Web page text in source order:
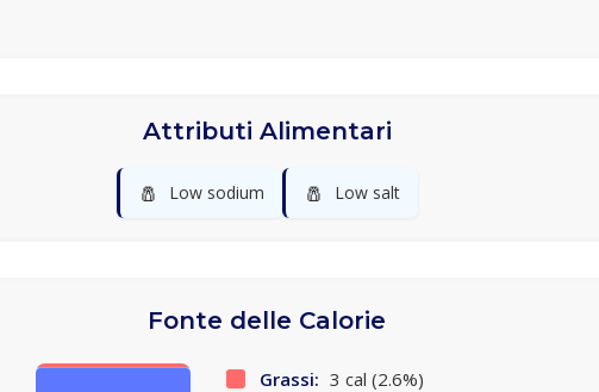
Attributi Alimentari
🧂 Low sodium 🧂 Low salt
Fonte delle Calorie
Grassi: 3 cal (2.6%)